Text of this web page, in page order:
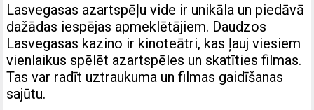
Lasvegasas azartspēļu vide ir unikāla un piedāvā
dažādas iespējas apmeklētājiem. Daudzos
Lasvegasas kazino ir kinoteātri, kas ļauj viesiem
vienlaikus spēlēt azartspēles un skatīties filmas.
Tas var radīt uztraukuma un filmas gaidīšanas
sajūtu.